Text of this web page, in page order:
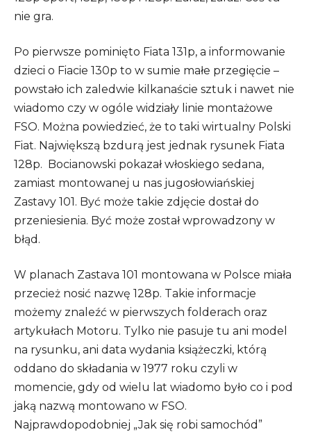
nie gra.
Po pierwsze pominięto Fiata 131p, a informowanie
dzieci o Fiacie 130p to w sumie małe przegięcie –
powstało ich zaledwie kilkanaście sztuk i nawet nie
wiadomo czy w ogóle widziały linie montażowe
FSO. Można powiedzieć, że to taki wirtualny Polski
Fiat. Największą bzdurą jest jednak rysunek Fiata
128p. Bocianowski pokazał włoskiego sedana,
zamiast montowanej u nas jugosłowiańskiej
Zastavy 101. Być może takie zdjęcie dostał do
przeniesienia. Być może został wprowadzony w
błąd.
W planach Zastava 101 montowana w Polsce miała
przecież nosić nazwę 128p. Takie informacje
możemy znaleźć w pierwszych folderach oraz
artykułach Motoru. Tylko nie pasuje tu ani model
na rysunku, ani data wydania książeczki, którą
oddano do składania w 1977 roku czyli w
momencie, gdy od wielu lat wiadomo było co i pod
jaką nazwą montowano w FSO.
Najprawdopodobniej „Jak się robi samochód”